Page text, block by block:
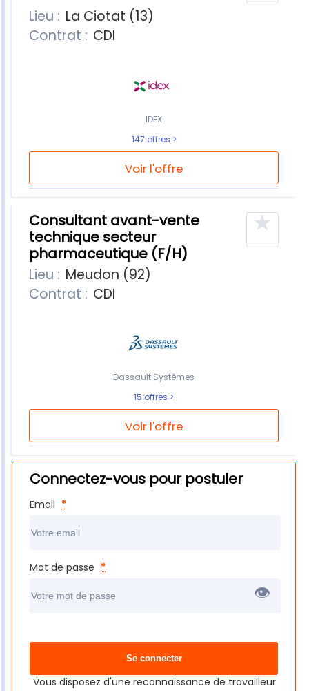
Lieu : La Ciotat (13)
Contrat : CDI
Voir l'offre
IDEX
147 offres
Consultant avant-vente
technique secteur
pharmaceutique (F/H)
★
Lieu : Meudon (92)
Contrat : CDI
Voir l'offre
Dassault Systèmes
15 offres
Connectez-vous pour postuler
Email *
Mot de passe *
👁
Vous disposez d'une reconnaissance de travailleur